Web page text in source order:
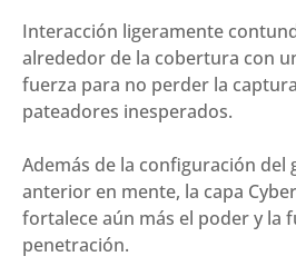
Interacción ligeramente
alrededor de la cobertura con
fuerza para no perder la
pateadores inesperados.
Además de la configuración del
anterior en mente, la capa
fortalece aún más el poder y la
penetración.